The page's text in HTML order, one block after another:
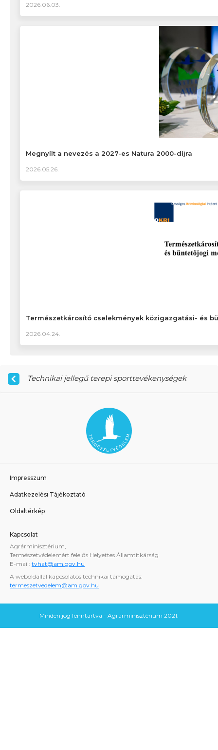
2026.06.03.
Megnyílt a nevezés a 2027-es Natura 2000-díjra
2026.05.26.
Természetkárosító cselekmények közigazgatási- és
2026.04.24.
Technikai jellegű terepi sporttevékenységek
Impresszum
Adatkezelési Tájékoztató
Oldaltérkép
Kapcsolat
Agrárminisztérium,
Természetvédelemért felelős Helyettes Államtitkárság
E-mail: tvhat@am.gov.hu
A weboldallal kapcsolatos technikai támogatás:
termeszetvedelem@am.gov.hu
Minden jog fenntartva - Agrárminisztérium 2021.